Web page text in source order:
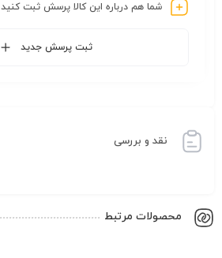
شما هم درباره این کالا پرسش ثبت کنید
ثبت پرسش جدید
نقد و بررسی
محصولات مرتبط